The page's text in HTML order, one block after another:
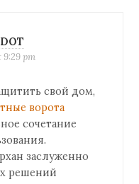
9:29 pm
свой дом,
ворота
сочетание
заслуженно
решений